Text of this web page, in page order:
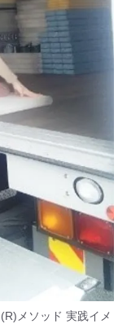
メソッド 実践イメ